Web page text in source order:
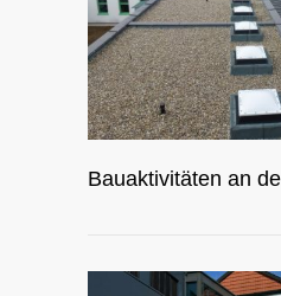
Bauaktivitäten an